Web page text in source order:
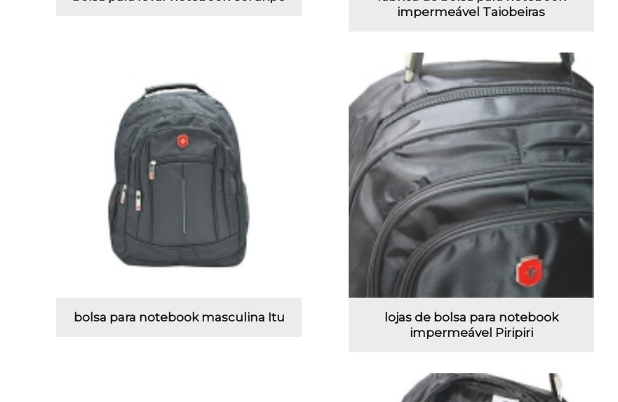
impermeável Taiobeiras
bolsa para notebook masculina Itu
lojas de bolsa para notebook
impermeável Piripiri